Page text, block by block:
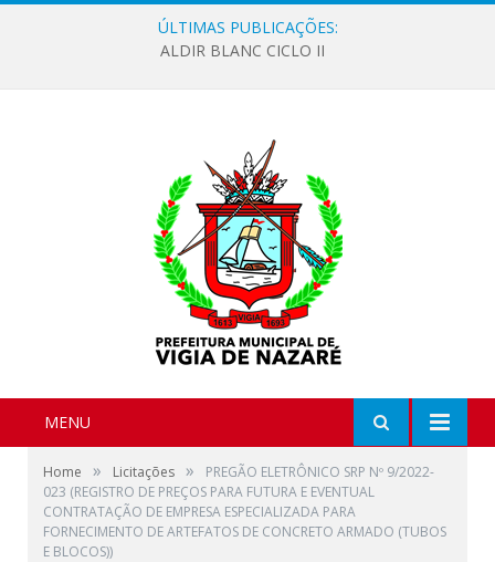
ÚLTIMAS PUBLICAÇÕES:
ALDIR BLANC CICLO II
MENU
Home » Licitações »
PREGÃO ELETRÔNICO SRP Nº 9/2022-
023 (REGISTRO DE PREÇOS PARA FUTURA E EVENTUAL
CONTRATAÇÃO DE EMPRESA ESPECIALIZADA PARA
FORNECIMENTO DE ARTEFATOS DE CONCRETO ARMADO (TUBOS
E BLOCOS))